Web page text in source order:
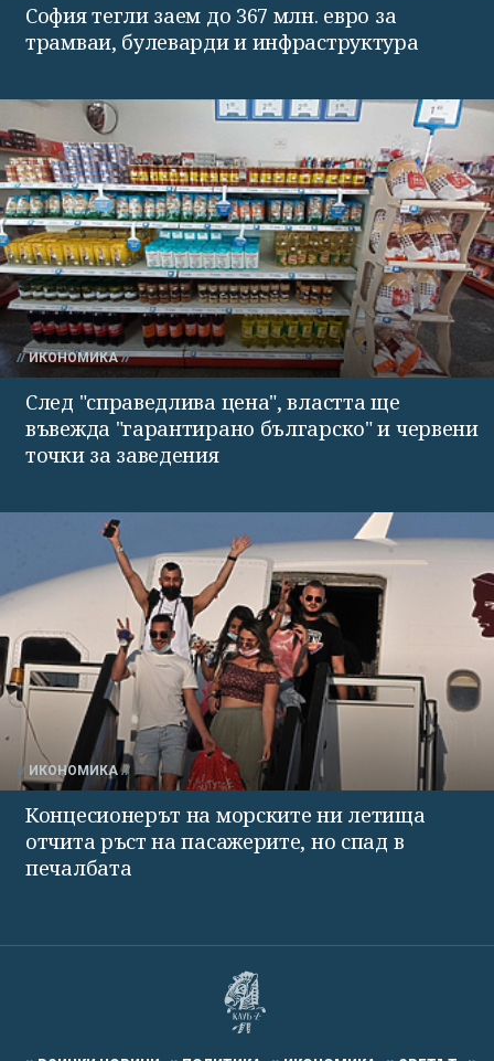
София тегли заем до 367 млн. евро за
трамваи, булеварди и инфраструктура
ИКОНОМИКА
След "справедлива цена", властта ще
въвежда "гарантирано българско" и червени
точки за заведения
ИКОНОМИКА
Концесионерът на морските ни летища
отчита ръст на пасажерите, но спад в
печалбата